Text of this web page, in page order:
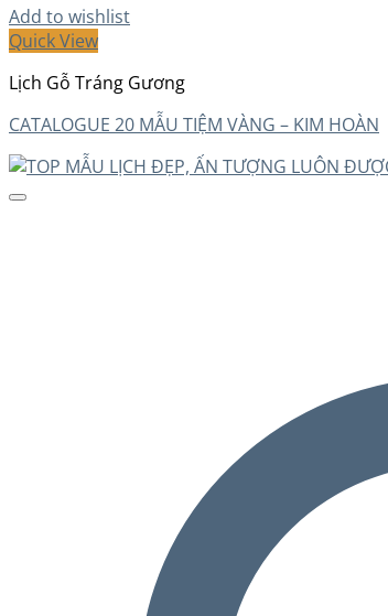
Add to wishlist
Quick View
Lịch Gỗ Tráng Gương
CATALOGUE 20 MẪU TIỆM VÀNG – KIM HOÀN